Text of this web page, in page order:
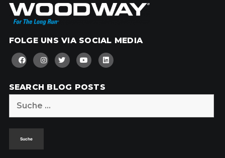
FOLGE UNS VIA SOCIAL MEDIA
SEARCH BLOG POSTS